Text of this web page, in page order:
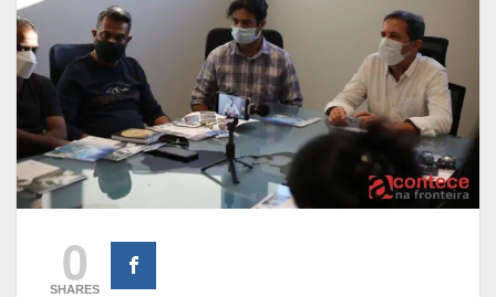
0
SHARES